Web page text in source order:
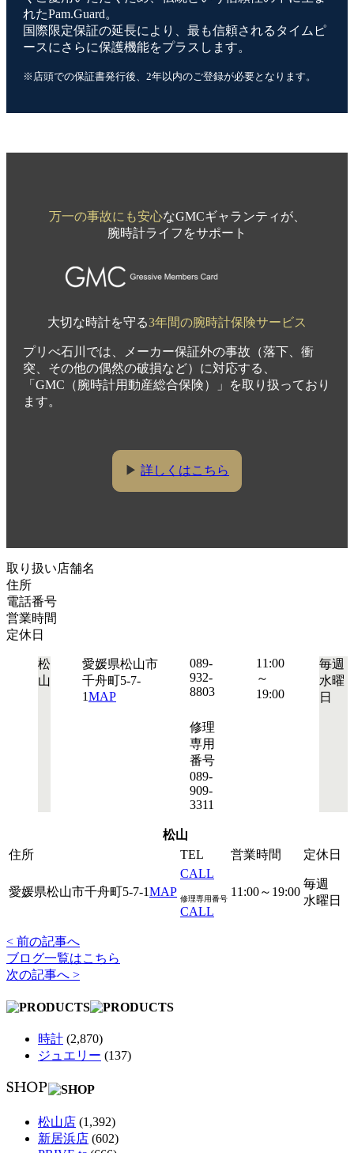
れたPam.Guard。
国際限定保証の延長により、最も信頼されるタイムピ
ースにさらに保護機能をプラスします。
※店頭での保証書発行後、2年以内のご登録が必要となります。
万一の事故にも安心なGMCギャランティが、
腕時計ライフをサポート
大切な時計を守る3年間の腕時計保険サービス
プリべ石川では、メーカー保証外の事故（落下、衝
突、その他の偶然の破損など）に対応する、
「GMC（腕時計用動産総合保険）」を取り扱っており
ます。
▶ 詳しくはこちら
取り扱い店舗名
住所
電話番号
営業時間
定休日
松
山
愛媛県松山市
千舟町5-7-
1MAP
089-
932-
8803
修理
専用
番号
089-
909-
3311
11:00
～
19:00
毎週
水曜
日
松山
住所
TEL 営業時間 定休日
愛媛県松山市千舟町5-7-1MAP
CALL
修理専用番号
CALL
11:00～19:00
毎週
水曜日
< 前の記事へ
ブログ一覧はこちら
次の記事へ >
時計 (2,870)
ジュエリー (137)
松山店 (1,392)
新居浜店 (602)